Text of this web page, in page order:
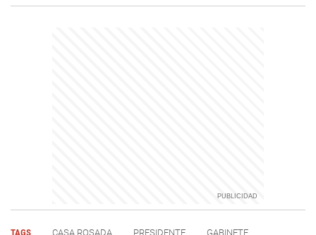
TAGS CASA ROSADA PRESIDENTE
GABINETE